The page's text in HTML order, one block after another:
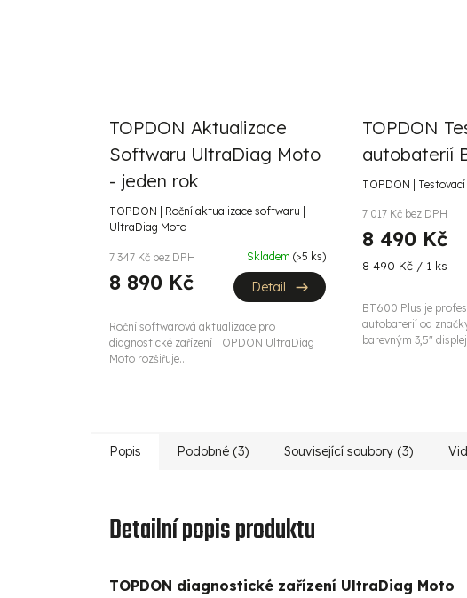
TOPDON Aktualizace
Softwaru UltraDiag Moto
- jeden rok
TOPDON | Roční aktualizace softwaru |
UltraDiag Moto
7 347 Kč bez DPH
8 890 Kč
Skladem (>5 ks)
Detail
Roční softwarová aktualizace pro
diagnostické zařízení TOPDON UltraDiag
Moto rozšiřuje...
TOPDON
autobaterií
TOPDON |
7 017 Kč bez DPH
8 490 Kč
Měrná
8 490 Kč / 1 ks
BT600 Plus je
autobaterií od
barevným 3,5"
Popis Podobné (3) Související soubory (3)
Detailní popis produktu
TOPDON diagnostické zařízení UltraDiag Moto